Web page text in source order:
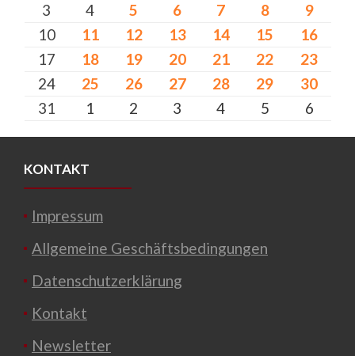
3
4 5 6 7 8
9
10
11 12 13 14 15
16
17
18 19 20 21 22
23
24
25 26 27 28 29
30
31
1 2 3 4 5 6
KONTAKT
Impressum
Allgemeine Geschäftsbedingungen
Datenschutzerklärung
Kontakt
Newsletter